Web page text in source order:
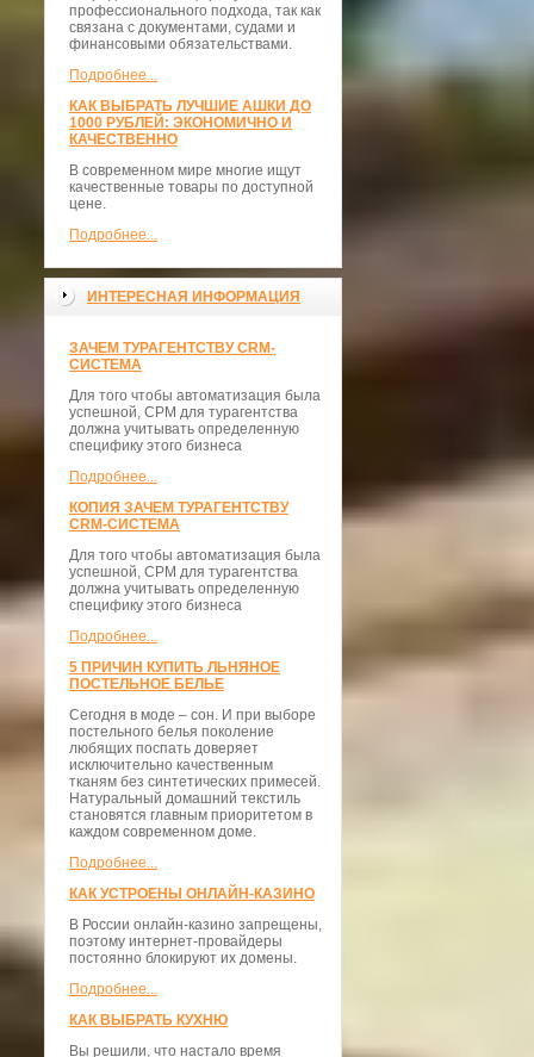
профессионального подхода, так как
связана с документами, судами и
финансовыми обязательствами.
Подробнее...
КАК ВЫБРАТЬ ЛУЧШИЕ АШКИ ДО
1000 РУБЛЕЙ: ЭКОНОМИЧНО И
КАЧЕСТВЕННО
В современном мире многие ищут
качественные товары по доступной
цене.
Подробнее...
ИНТЕРЕСНАЯ ИНФОРМАЦИЯ
ЗАЧЕМ ТУРАГЕНТСТВУ CRM-
СИСТЕМА
Для того чтобы автоматизация была
успешной, СРМ для турагентства
должна учитывать определенную
специфику этого бизнеса
Подробнее...
КОПИЯ ЗАЧЕМ ТУРАГЕНТСТВУ
CRM-СИСТЕМА
Для того чтобы автоматизация была
успешной, СРМ для турагентства
должна учитывать определенную
специфику этого бизнеса
Подробнее...
5 ПРИЧИН КУПИТЬ ЛЬНЯНОЕ
ПОСТЕЛЬНОЕ БЕЛЬЕ
Сегодня в моде – сон. И при выборе
постельного белья поколение
любящих поспать доверяет
исключительно качественным
тканям без синтетических примесей.
Натуральный домашний текстиль
становятся главным приоритетом в
каждом современном доме.
Подробнее...
КАК УСТРОЕНЫ ОНЛАЙН-КАЗИНО
В России онлайн-казино запрещены,
поэтому интернет-провайдеры
постоянно блокируют их домены.
Подробнее...
КАК ВЫБРАТЬ КУХНЮ
Вы решили, что настало время